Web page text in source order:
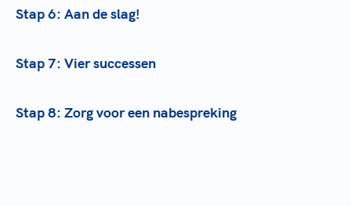
Stap 6: Aan de slag!
Stap 7: Vier successen
Stap 8: Zorg voor een nabespreking